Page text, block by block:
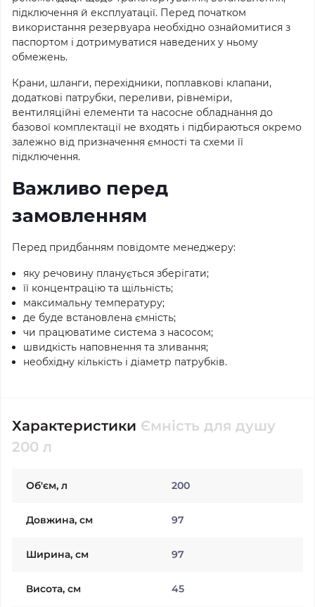
підключення й експлуатації. Перед початком
використання резервуара необхідно ознайомитися з
паспортом і дотримуватися наведених у ньому
обмежень.
Крани, шланги, перехідники, поплавкові клапани,
додаткові патрубки, переливи, рівнеміри,
вентиляційні елементи та насосне обладнання до
базової комплектації не входять і підбираються окремо
залежно від призначення ємності та схеми її
підключення.
Важливо перед
замовленням
Перед придбанням повідомте менеджеру:
яку речовину планується зберігати;
її концентрацію та щільність;
максимальну температуру;
де буде встановлена ємність;
чи працюватиме система з насосом;
швидкість наповнення та зливання;
необхідну кількість і діаметр патрубків.
Характеристики Ємність для душу
200 л
Об'єм, л 200
Довжина, см 97
Ширина, см 97
Висота, см 45